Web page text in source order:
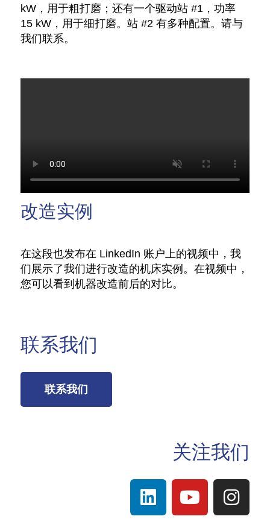
kW，用于粗打磨；还有一个驱动站 #1，功率
15 kW，用于细打磨。站 #2 有多种配置。请与
我们联系。
改造实例
在这段也发布在 LinkedIn 账户上的视频中，我
们展示了我们进行改造的机床实例。在视频中，
您可以看到机器改造前后的对比。
联系我们
联系我们
关注我们